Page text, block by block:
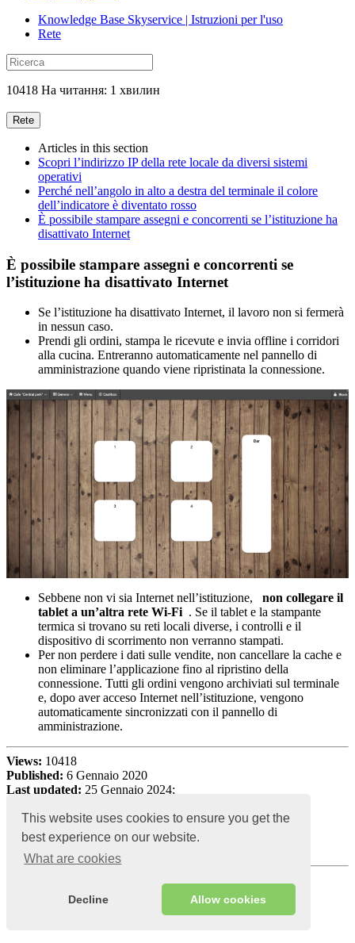
This website uses cookies to ensure you get the
best experience on our website.
What are cookies
Decline Allow cookies
Knowledge Base Skyservice | Istruzioni per l'uso
Rete
10418 На читання: 1 хвилин
Rete
Articles in this section
Scopri l’indirizzo IP della rete locale da diversi sistemi
operativi
Perché nell’angolo in alto a destra del terminale il colore
dell’indicatore è diventato rosso
È possibile stampare assegni e concorrenti se l’istituzione ha
disattivato Internet
È possibile stampare assegni e concorrenti se
l’istituzione ha disattivato Internet
Se l’istituzione ha disattivato Internet, il lavoro non si fermerà
in nessun caso.
Prendi gli ordini, stampa le ricevute e invia offline i corridori
alla cucina. Entreranno automaticamente nel pannello di
amministrazione quando viene ripristinata la connessione.
Sebbene non vi sia Internet nell’istituzione, non collegare il
tablet a un’altra rete Wi-Fi. Se il tablet e la stampante
termica si trovano su reti locali diverse, i controlli e il
dispositivo di scorrimento non verranno stampati.
Per non perdere i dati sulle vendite, non cancellare la cache e
non eliminare l’applicazione fino al ripristino della
connessione. Tutti gli ordini vengono archiviati sul terminale
e, dopo aver acceso Internet nell’istituzione, vengono
automaticamente sincronizzati con il pannello di
amministrazione.
Views: 10418
Published: 6 Gennaio 2020
Last updated: 25 Gennaio 2024;
Read more: